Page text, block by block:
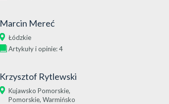
Marcin Mereć
Łódzkie
Artykuły i opinie: 4
Krzysztof Rytlewski
Kujawsko Pomorskie,
Pomorskie, Warmińsko